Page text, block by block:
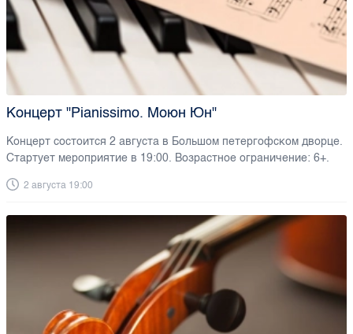
Концерт "Pianissimo. Моюн Юн"
Концерт состоится 2 августа в Большом петергофском дворце.
Стартует мероприятие в 19:00. Возрастное ограничение: 6+.
2 августа 19:00